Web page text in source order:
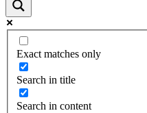
Exact matches only
Search in title
Search in content